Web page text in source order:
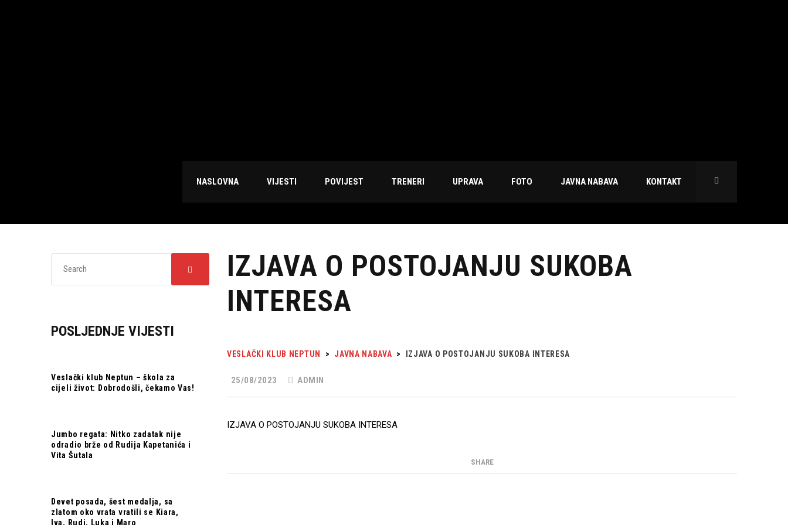
NASLOVNA VIJESTI POVIJEST TRENERI UPRAVA FOTO JAVNA NABAVA KONTAKT
IZJAVA O POSTOJANJU SUKOBA
INTERESA
VESLAČKI KLUB NEPTUN > JAVNA NABAVA > IZJAVA O POSTOJANJU SUKOBA INTERESA
25/08/2023 ADMIN
IZJAVA O POSTOJANJU SUKOBA INTERESA
SHARE
POSLJEDNJE VIJESTI
Veslački klub Neptun – škola za
cijeli život: Dobrodošli, čekamo Vas!
Jumbo regata: Nitko zadatak nije
odradio brže od Rudija Kapetanića i
Vita Šutala
Devet posada, šest medalja, sa
zlatom oko vrata vratili se Kiara,
Iva, Rudi, Luka i Maro